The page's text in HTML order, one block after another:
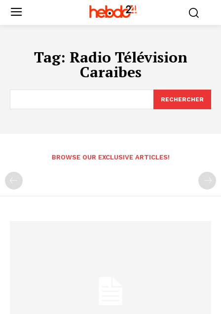
Tag: Radio Télévision
Caraibes
RECHERCHER
BROWSE OUR EXCLUSIVE ARTICLES!